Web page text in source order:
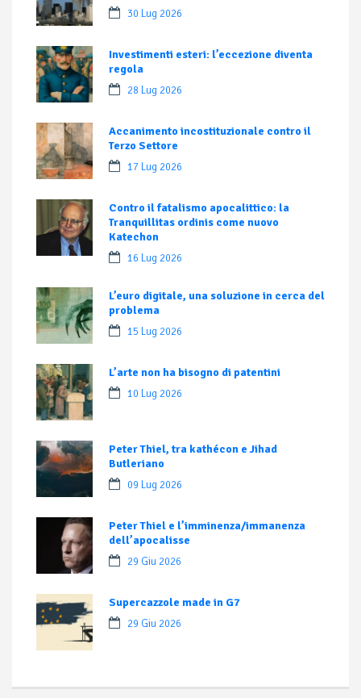
30 Lug 2026
Investimenti esteri: l’eccezione diventa
regola
28 Lug 2026
Accanimento incostituzionale contro il
Terzo Settore
17 Lug 2026
Contro il fatalismo apocalittico: la
Tranquillitas ordinis come nuovo
Katechon
16 Lug 2026
L’euro digitale, una soluzione in cerca del
problema
15 Lug 2026
L’arte non ha bisogno di patentini
10 Lug 2026
Peter Thiel, tra kathécon e Jihad
Butleriano
09 Lug 2026
Peter Thiel e l’imminenza/immanenza
dell’apocalisse
29 Giu 2026
Supercazzole made in G7
29 Giu 2026